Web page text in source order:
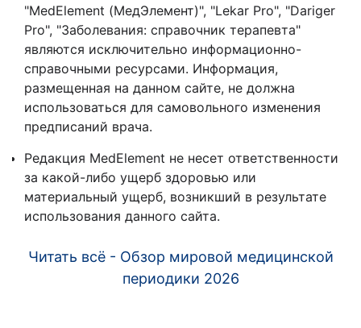
"MedElement (МедЭлемент)", "Lekar Pro", "Dariger
Pro", "Заболевания: справочник терапевта"
являются исключительно информационно-
справочными ресурсами. Информация,
размещенная на данном сайте, не должна
использоваться для самовольного изменения
предписаний врача.
Редакция MedElement не несет ответственности
за какой-либо ущерб здоровью или
материальный ущерб, возникший в результате
использования данного сайта.
Читать всё - Обзор мировой медицинской
периодики 2026